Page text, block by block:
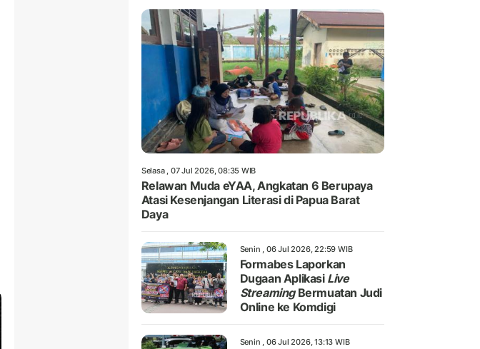
Selasa , 07 Jul 2026, 08:35 WIB
Relawan Muda eYAA, Angkatan 6 Berupaya
Atasi Kesenjangan Literasi di Papua Barat
Daya
Senin , 06 Jul 2026, 22:59 WIB
Formabes Laporkan
Dugaan Aplikasi Live
StreamingBermuatan Judi
Online ke Komdigi
Senin , 06 Jul 2026, 13:13 WIB